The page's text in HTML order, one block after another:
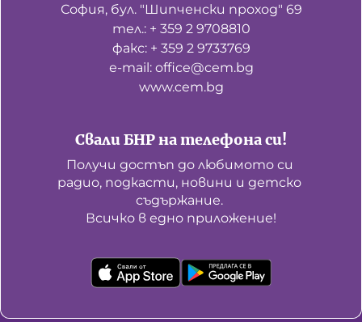
Свали БНР на телефона си!
Получи достъп до любимото си
радио, подкасти, новини и детско
съдържание.
Всичко в едно приложение!
София, бул. "Шипченски проход" 69
тел.: + 359 2 9708810
факс: + 359 2 9733769
е-mail: office@cem.bg
www.cem.bg